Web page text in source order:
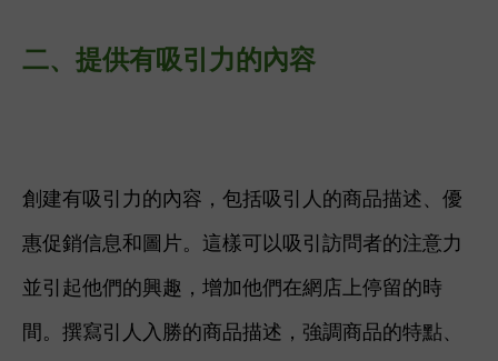
二、 提供有吸引力的內容
創建有吸引力的內容，包括吸引人的商品描述、優
惠促銷信息和圖片。這樣可以吸引訪問者的注意力
並引起他們的興趣，增加他們在網店上停留的時
間。撰寫引人入勝的商品描述，強調商品的特點、